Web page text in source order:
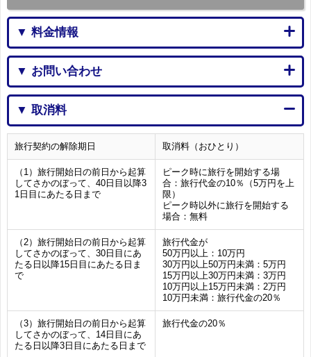
▼ 料金情報
▼ お問い合わせ
▼ 取消料
旅行契約の解除期日 取消料（おひとり）
（1）旅行開始日の前日から起算
してさかのぼって、40日目以降3
1日目にあたる日まで
ピーク時に旅行を開始する場
合：旅行代金の10％（5万円を上
限）
ピーク時以外に旅行を開始する
場合：無料
（2）旅行開始日の前日から起算
してさかのぼって、30日目にあ
たる日以降15日目にあたる日ま
で
旅行代金が
50万円以上：10万円
30万円以上50万円未満：5万円
15万円以上30万円未満：3万円
10万円以上15万円未満：2万円
10万円未満：旅行代金の20％
（3）旅行開始日の前日から起算
してさかのぼって、14日目にあ
たる日以降3日目にあたる日まで
旅行代金の20％